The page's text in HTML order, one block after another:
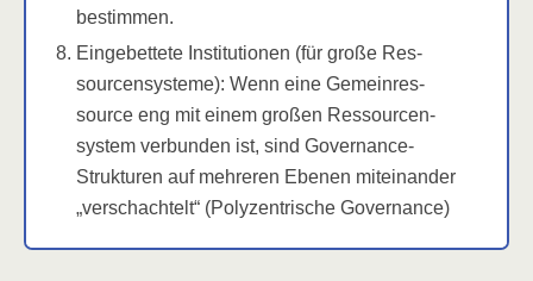
bestimmen.
Ein­ge­bet­te­te Insti­tu­tio­nen (für gro­ße Res­
sour­cen­sys­te­me): Wenn eine Gemein­res­
sour­ce eng mit einem gro­ßen Res­sour­cen­
sys­tem ver­bun­den ist, sind Gover­nan­ce-
Struk­tu­ren auf meh­re­ren Ebe­nen mit­ein­an­der
„ver­schach­telt“ (Poly­zen­tri­sche Governance)